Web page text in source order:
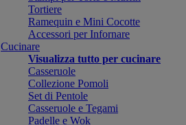
Tortiere
Ramequin e Mini Cocotte
Accessori per Infornare
Cucinare
Visualizza tutto per cucinare
Casseruole
Collezione Pomoli
Set di Pentole
Casseruole e Tegami
Padelle e Wok